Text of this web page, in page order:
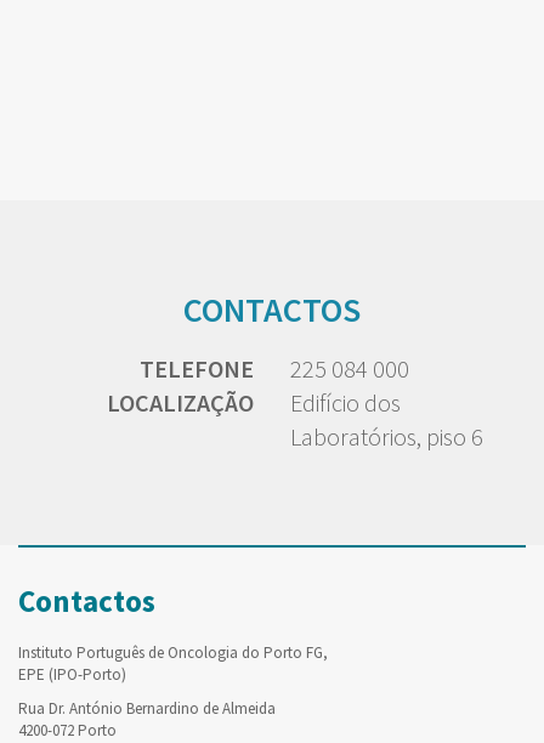
CONTACTOS
TELEFONE
225 084 000
LOCALIZAÇÃO
Edifício dos
Laboratórios, piso 6
Contactos
Instituto Português de Oncologia do Porto FG,
EPE (IPO-Porto)
Rua Dr. António Bernardino de Almeida
4200-072 Porto